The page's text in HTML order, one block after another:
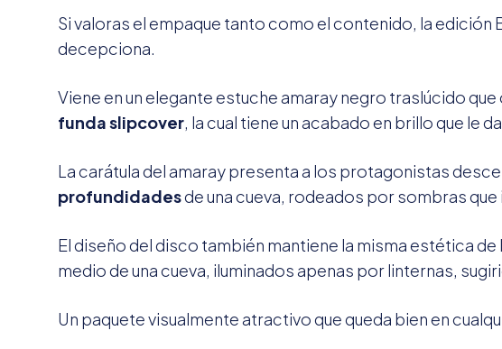
Si valoras el empaque tanto como el contenido, la edición
decepciona.
Viene en un elegante estuche amaray negro traslúcido
funda slipcover, la cual tiene un acabado en brillo que le
La carátula del amaray presenta a los protagonistas
profundidadesde una cueva, rodeados por sombras que
El diseño del disco también mantiene la misma estética
medio de una cueva, iluminados apenas por linternas,
Un paquete visualmente atractivo que queda bien en